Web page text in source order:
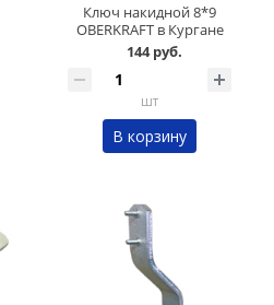
Ключ накидной 8*9
OBERKRAFT в Кургане
144 руб.
шт
В корзину